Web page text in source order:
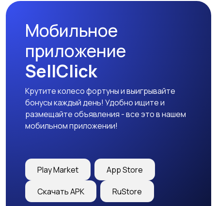
Мобильное
приложение
SellClick
Крутите колесо фортуны и выигрывайте
бонусы каждый день! Удобно ищите и
размещайте объявления - все это в нашем
мобильном приложении!
Play Market App Store
Скачать APK RuStore